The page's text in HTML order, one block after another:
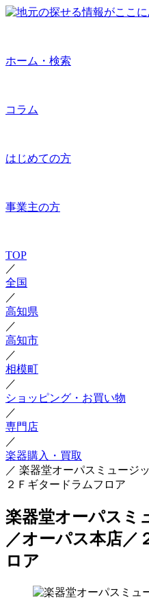
ホーム・検索
コラム
はじめての方
事業主の方
TOP
／
全国
／
高知県
／
高知市
／
相模町
／
ショッピング・お買い物
／
専門店
／
楽器購入・買取
／ 楽器堂オーパスミュージ
２Ｆギタードラムフロア
楽器堂オーパスミ
／オーパス本店／
ロア